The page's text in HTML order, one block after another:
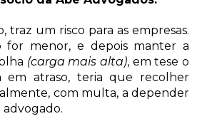
traz um risco para as empresas.
for menor, e depois manter a
(carga mais alta), em tese o
em atraso, teria que recolher
com multa, a depender
advogado.